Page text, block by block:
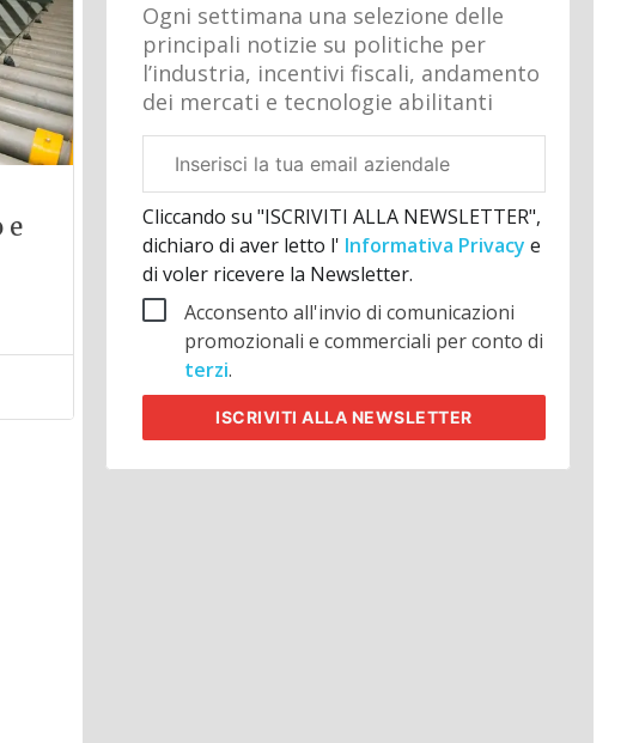
e
Ogni settimana una selezione delle
principali notizie su politiche per
l’industria, incentivi fiscali, andamento
dei mercati e tecnologie abilitanti
aziendale
Cliccando su "ISCRIVITI ALLA NEWSLETTER",
dichiaro di aver letto l' Informativa Privacye
di voler ricevere la Newsletter.
Acconsento all'invio di comunicazioni
promozionali e commerciali per conto di
terzi.
ISCRIVITIALLA NEWSLETTER